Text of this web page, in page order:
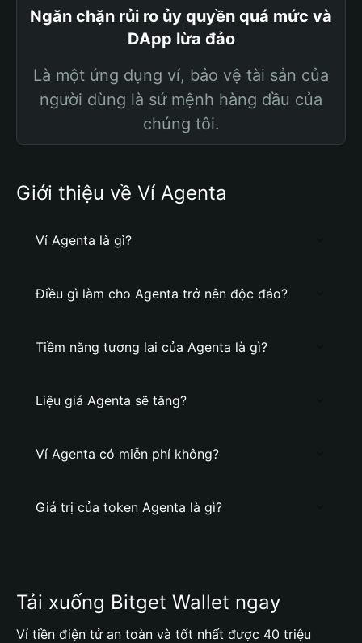
Ngăn chặn rủi ro ủy quyền quá mức và
DApp lừa đảo
Là một ứng dụng ví, bảo vệ tài sản của
người dùng là sứ mệnh hàng đầu của
chúng tôi.
Giới thiệu về Ví Agenta
Ví Agenta là gì?
Điều gì làm cho Agenta trở nên độc đáo?
Tiềm năng tương lai của Agenta là gì?
Liệu giá Agenta sẽ tăng?
Ví Agenta có miễn phí không?
Giá trị của token Agenta là gì?
Tải xuống Bitget Wallet ngay
Ví tiền điện tử an toàn và tốt nhất được 40 triệu